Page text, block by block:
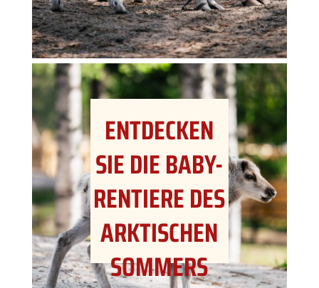
ENTDECKEN
SIE DIE BABY-
RENTIERE DES
ARKTISCHEN
SOMMERS